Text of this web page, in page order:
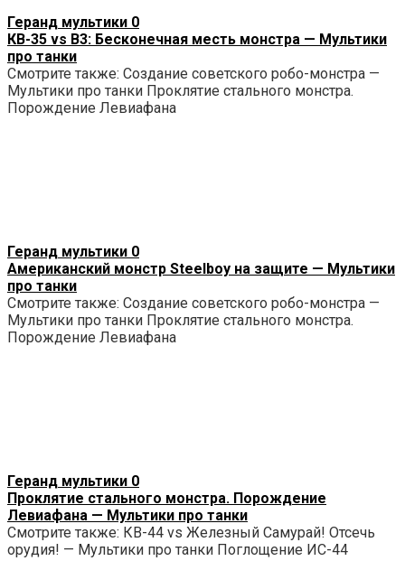
Геранд мультики 0
КВ-35 vs B3: Бесконечная месть монстра — Мультики
про танки
Смотрите также: Создание советского робо-монстра —
Мультики про танки Проклятие стального монстра.
Порождение Левиафана
Геранд мультики 0
Американский монстр Steelboy на защите — Мультики
про танки
Смотрите также: Создание советского робо-монстра —
Мультики про танки Проклятие стального монстра.
Порождение Левиафана
Геранд мультики 0
Проклятие стального монстра. Порождение
Левиафана — Мультики про танки
Смотрите также: КВ-44 vs Железный Самурай! Отсечь
орудия! — Мультики про танки Поглощение ИС-44